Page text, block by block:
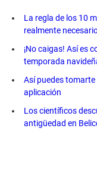
La regla de los 10
realmente
¡No caigas! Así es
temporada
Así puedes
aplicación
Los científicos
antigüedad en